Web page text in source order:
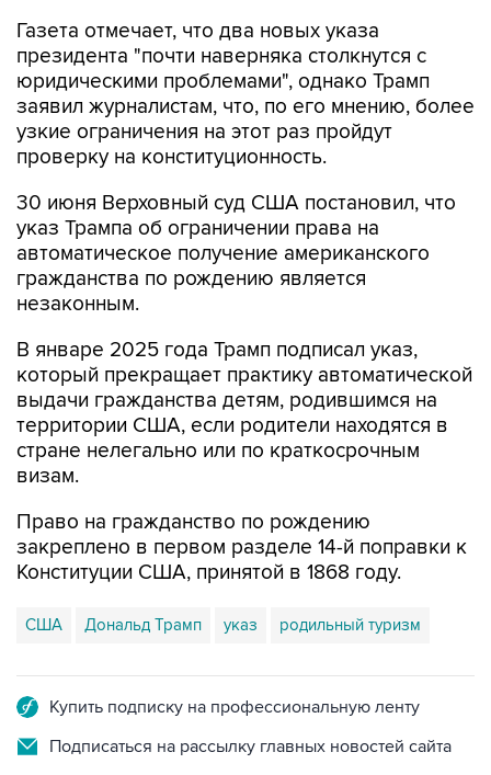
Газета отмечает, что два новых указа
президента "почти наверняка столкнутся с
юридическими проблемами", однако Трамп
заявил журналистам, что, по его мнению, более
узкие ограничения на этот раз пройдут
проверку на конституционность.
30 июня Верховный суд США постановил, что
указ Трампа об ограничении права на
автоматическое получение американского
гражданства по рождению является
незаконным.
В январе 2025 года Трамп подписал указ,
который прекращает практику автоматической
выдачи гражданства детям, родившимся на
территории США, если родители находятся в
стране нелегально или по краткосрочным
визам.
Право на гражданство по рождению
закреплено в первом разделе 14-й поправки к
Конституции США, принятой в 1868 году.
США Дональд Трамп указ родильный туризм
Купить подписку на профессиональную ленту
Подписаться на рассылку главных новостей сайта